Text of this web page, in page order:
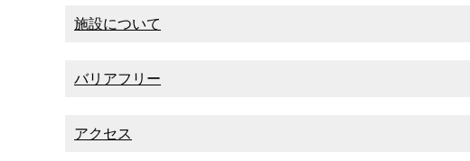
施設について
バリアフリー
アクセス